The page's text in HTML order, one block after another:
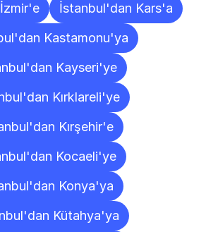
İstanbul'dan Kars'a
Kastamonu'ya
Kayseri'ye
Kırklareli'ye
Kırşehir'e
Kocaeli'ye
Konya'ya
Kütahya'ya